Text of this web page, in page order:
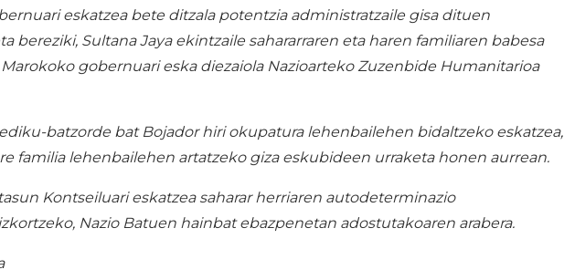
eskatzea bete ditzala potentzia administratzaile gisa dituen
bereziki, Sultana Jaya ekintzaile sahararraren eta haren familiaren babesa
gobernuari eska diezaiola Nazioarteko Zuzenbide Humanitarioa
batzorde bat Bojador hiri okupatura lehenbailehen bidaltzeko eskatzea,
familia lehenbailehen artatzeko giza eskubideen urraketa honen aurrean.
Kontseiluari eskatzea saharar herriaren autodeterminazio
Nazio Batuen hainbat ebazpenetan adostutakoaren arabera.